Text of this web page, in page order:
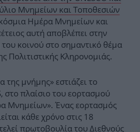
Μνημείων και Τοποθεσιών
Ημέρα Μνημείων και
αυτή αποβλέπει στην
κοινού στο σημαντικό θέμα
Πολιτιστικής Κληρονομιάς.
της μνήμης» εστιάζει το
στο πλαίσιο του εορτασμού
Μνημείων». Ένας εορτασμός
κάθε χρόνο στις 18
πρωτοβουλία του Διεθνούς